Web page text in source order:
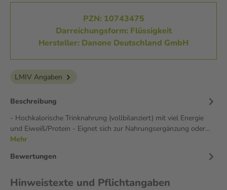
PZN: 10743475
Darreichungsform: Flüssigkeit
Hersteller: Danone Deutschland GmbH
LMIV Angaben
Beschreibung
- Hochkalorische Trinknahrung (vollbilanziert) mit viel Energie
und Eiweiß/Protein - Eignet sich zur Nahrungsergänzung oder…
Mehr
Bewertungen
Hinweistexte und Pflichtangaben